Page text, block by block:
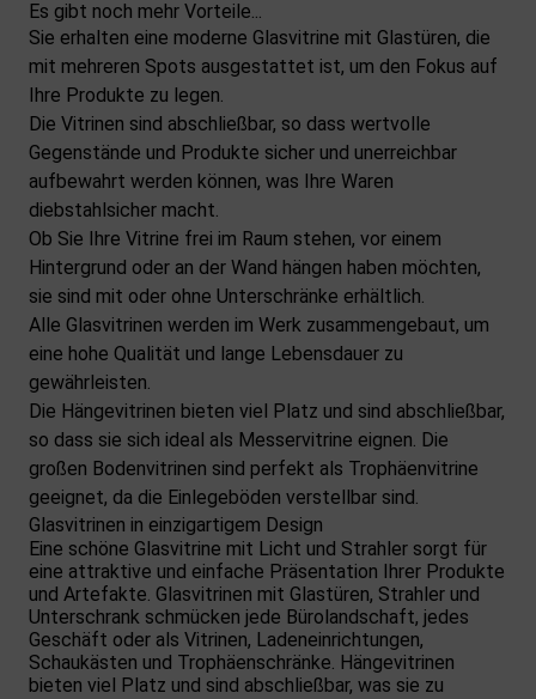
Es gibt noch mehr Vorteile...
Sie erhalten eine moderne Glasvitrine mit Glastüren, die
mit mehreren Spots ausgestattet ist, um den Fokus auf
Ihre Produkte zu legen.
Die Vitrinen sind abschließbar, so dass wertvolle
Gegenstände und Produkte sicher und unerreichbar
aufbewahrt werden können, was Ihre Waren
diebstahlsicher macht.
Ob Sie Ihre Vitrine frei im Raum stehen, vor einem
Hintergrund oder an der Wand hängen haben möchten,
sie sind mit oder ohne Unterschränke erhältlich.
Alle Glasvitrinen werden im Werk zusammengebaut, um
eine hohe Qualität und lange Lebensdauer zu
gewährleisten.
Die Hängevitrinen bieten viel Platz und sind abschließbar,
so dass sie sich ideal als Messervitrine eignen. Die
großen Bodenvitrinen sind perfekt als Trophäenvitrine
geeignet, da die Einlegeböden verstellbar sind.
Glasvitrinen in einzigartigem Design
Eine schöne Glasvitrine mit Licht und Strahler sorgt für
eine attraktive und einfache Präsentation Ihrer Produkte
und Artefakte. Glasvitrinen mit Glastüren, Strahler und
Unterschrank schmücken jede Bürolandschaft, jedes
Geschäft oder als Vitrinen, Ladeneinrichtungen,
Schaukästen und Trophäenschränke. Hängevitrinen
bieten viel Platz und sind abschließbar, was sie zu